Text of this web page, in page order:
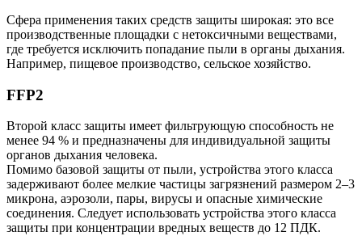
Сфера применения таких средств защиты широкая: это все
производственные площадки с нетоксичными веществами,
где требуется исключить попадание пыли в органы дыхания.
Например, пищевое производство, сельское хозяйство.
FFP2
Второй класс защиты имеет фильтрующую способность не
менее 94 % и предназначены для индивидуальной защиты
органов дыхания человека.
Помимо базовой защиты от пыли, устройства этого класса
задерживают более мелкие частицы загрязнений размером 2–3
микрона, аэрозоли, пары, вирусы и опасные химические
соединения. Следует использовать устройства этого класса
защиты при концентрации вредных веществ до 12 ПДК.